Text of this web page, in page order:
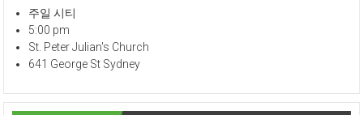
주일 시티
5:00 pm
St. Peter Julian's Church
641 George St Sydney